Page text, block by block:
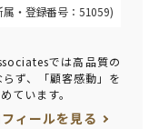
属・登録番号：51059)
では高品質の
ず、「顧客感動」を
ています。
ィールを見る